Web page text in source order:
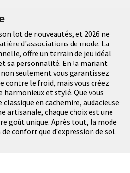
lot de nouveautés, et 2026 ne
d'associations de mode. La
offre un terrain de jeu idéal
sa personnalité. En la mariant
seulement vous garantissez
le froid, mais vous créez
et stylé. Que vous
en cachemire, audacieuse
artisanale, chaque choix est une
goût unique. Après tout, la mode
confort que d'expression de soi.